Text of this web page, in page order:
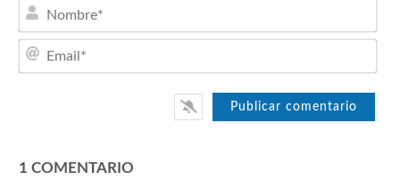
1 COMENTARIO